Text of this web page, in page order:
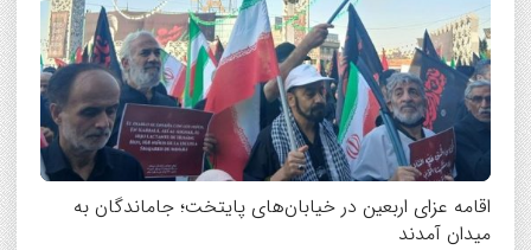
اقامه عزای اربعین در خیابان‌های پایتخت؛ جاماندگان به
میدان آمدند